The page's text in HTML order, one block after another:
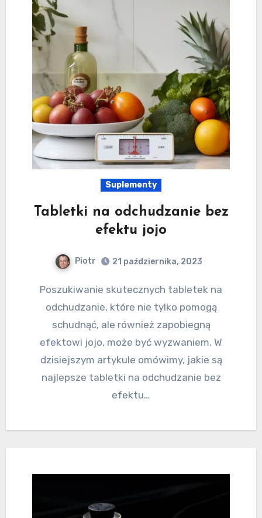
Suplementy
Tabletki na odchudzanie bez
efektu jojo
Piotr 21 października, 2023
Poszukiwanie skutecznych tabletek na
odchudzanie, które nie tylko pomogą
schudnąć, ale również zapobiegną
efektowi jojo, może być wyzwaniem. W
dzisiejszym artykule omówimy, jakie są
najlepsze tabletki na odchudzanie bez
efektu…